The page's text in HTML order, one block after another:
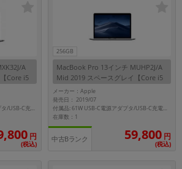
A
Core i5
付属品: 箱/61W USB-C電源アダプタ/USB-C充電ケーブル/マニュアル/インターネットリカバリ
円
(税込)
256GB
MacBook Pro 13インチ MUHP2J/A
Mid 2019 スペースグレイ【Core i5
(1.4GHz)/16GB/256GB SSD】
メーカー：Apple
発売日： 2019/07
付属品: 61W USB-C電源アダプタ/USB-C充電ケーブル
在庫数：1
中古Bランク 59,800 円
(税込)